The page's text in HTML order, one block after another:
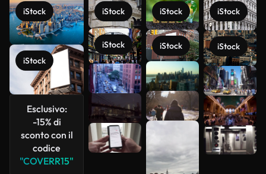
iStock
iStock
Esclusivo:
-15% di
sconto con il
codice
"COVERR15"
iStock
iStock
iStock
iStock
iStock
iStock
Scopri di
più